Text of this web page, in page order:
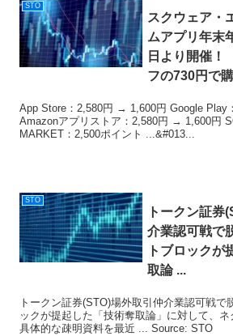
STO
スクウェア・
ムアプリ年末
日より開催！
フの730円で
App Store：2,580円 → 1,600円 Google Play
Amazonアプリストア：2,580円 → 1,600円
MARKET：2,500ポイント ...&#013...
STO
トークン証券(
介業認可戦で
トブロックが
取論 ...
トークン証券(STO)場外取引仲介業認可戦で
ックが提起した「技術奪取論」に対して、
具体的な疎明資料を最近 ... Source: STO